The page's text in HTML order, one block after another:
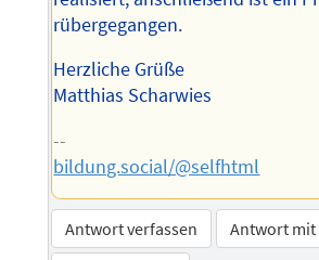
rübergegangen.
Herzliche Grüße
Matthias Scharwies
--
bildung.social/@selfhtml
Antwort verfassen
Antwort mit